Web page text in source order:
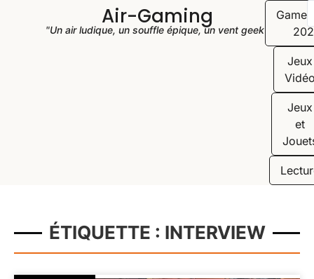
Air-Gaming
"Un air ludique, un souffle épique, un vent geek"
Jeux
Jeux
et
ÉTIQUETTE : INTERVIEW